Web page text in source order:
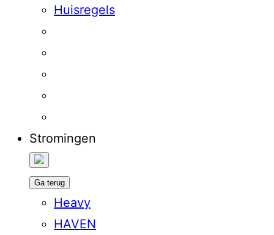
Huisregels
Stromingen
Ga terug
Heavy
HAVEN